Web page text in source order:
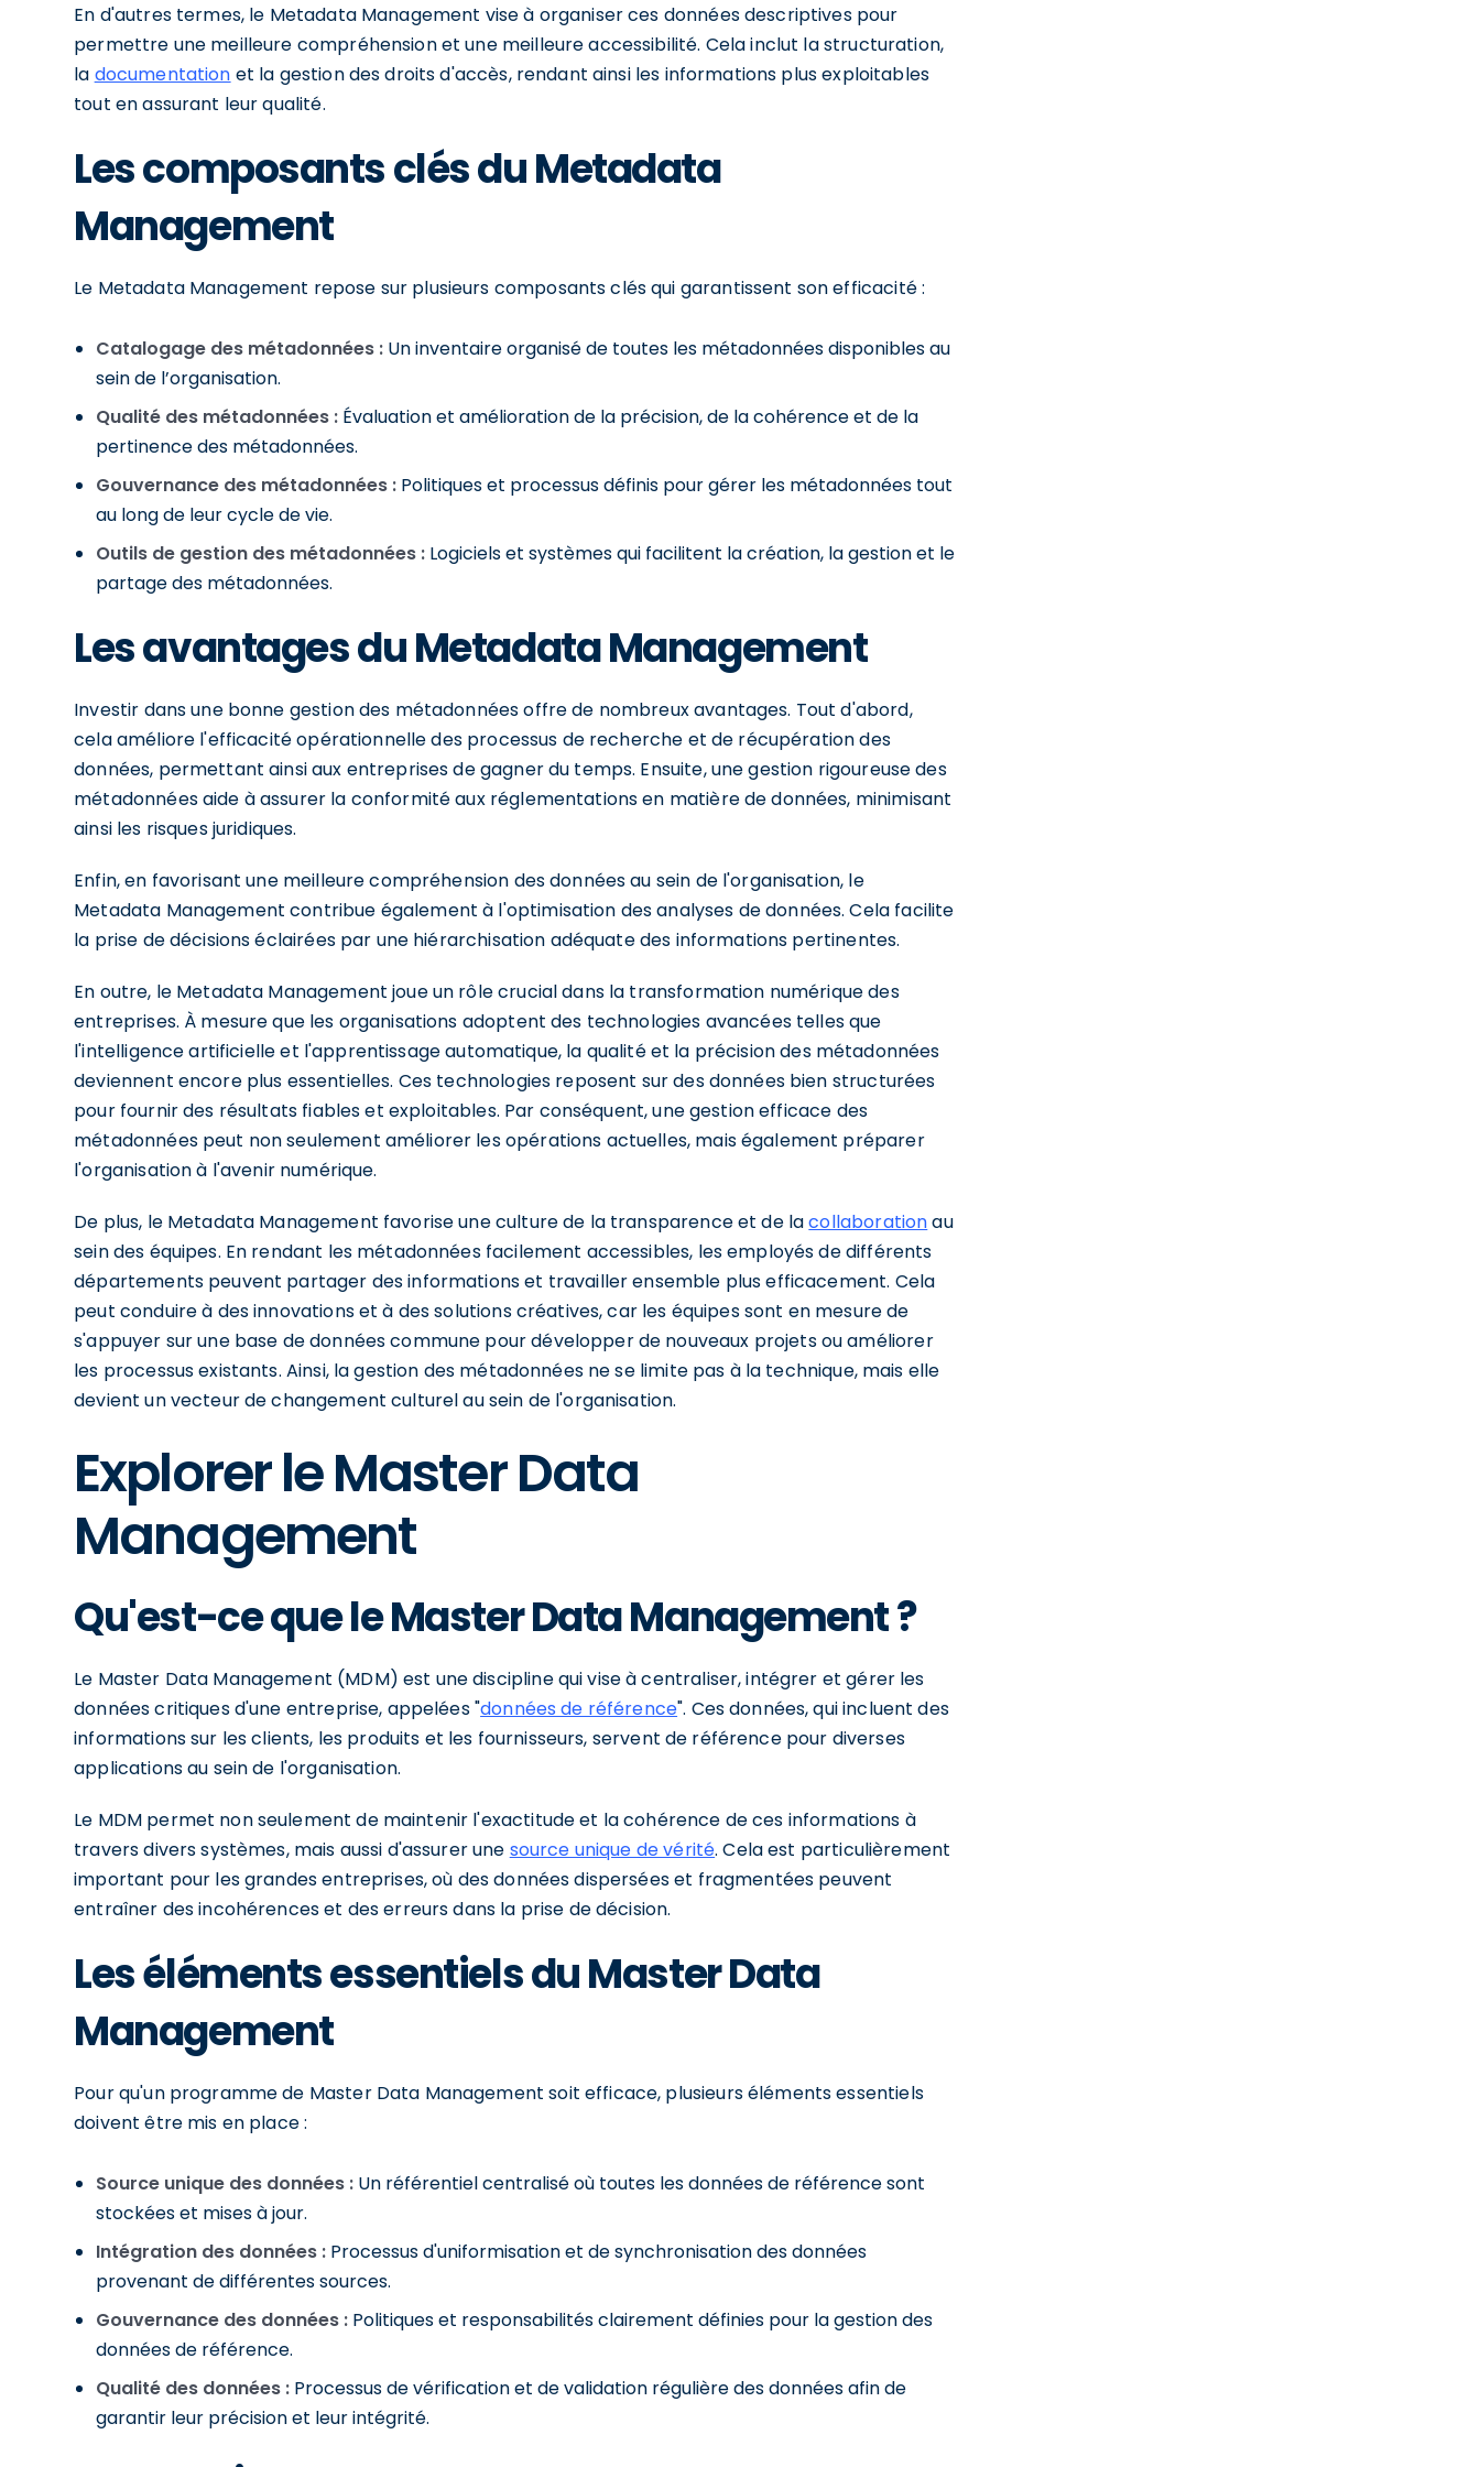
En d'autres termes, le Metadata Management vise à organiser ces données descriptives pour
permettre une meilleure compréhension et une meilleure accessibilité. Cela inclut la structuration,
la documentation et la gestion des droits d'accès, rendant ainsi les informations plus exploitables
tout en assurant leur qualité.
Les composants clés du Metadata
Management
Le Metadata Management repose sur plusieurs composants clés qui garantissent son efficacité :
Catalogage des métadonnées : Un inventaire organisé de toutes les métadonnées disponibles au
sein de l’organisation.
Qualité des métadonnées : Évaluation et amélioration de la précision, de la cohérence et de la
pertinence des métadonnées.
Gouvernance des métadonnées : Politiques et processus définis pour gérer les métadonnées tout
au long de leur cycle de vie.
Outils de gestion des métadonnées : Logiciels et systèmes qui facilitent la création, la gestion et le
partage des métadonnées.
Les avantages du Metadata Management
Investir dans une bonne gestion des métadonnées offre de nombreux avantages. Tout d'abord,
cela améliore l'efficacité opérationnelle des processus de recherche et de récupération des
données, permettant ainsi aux entreprises de gagner du temps. Ensuite, une gestion rigoureuse des
métadonnées aide à assurer la conformité aux réglementations en matière de données, minimisant
ainsi les risques juridiques.
Enfin, en favorisant une meilleure compréhension des données au sein de l'organisation, le
Metadata Management contribue également à l'optimisation des analyses de données. Cela facilite
la prise de décisions éclairées par une hiérarchisation adéquate des informations pertinentes.
En outre, le Metadata Management joue un rôle crucial dans la transformation numérique des
entreprises. À mesure que les organisations adoptent des technologies avancées telles que
l'intelligence artificielle et l'apprentissage automatique, la qualité et la précision des métadonnées
deviennent encore plus essentielles. Ces technologies reposent sur des données bien structurées
pour fournir des résultats fiables et exploitables. Par conséquent, une gestion efficace des
métadonnées peut non seulement améliorer les opérations actuelles, mais également préparer
l'organisation à l'avenir numérique.
De plus, le Metadata Management favorise une culture de la transparence et de lacollaborationau
sein des équipes. En rendant les métadonnées facilement accessibles, les employés de différents
départements peuvent partager des informations et travailler ensemble plus efficacement. Cela
peut conduire à des innovations et à des solutions créatives, car les équipes sont en mesure de
s'appuyer sur une base de données commune pour développer de nouveaux projets ou améliorer
les processus existants. Ainsi, la gestion des métadonnées ne se limite pas à la technique, mais elle
devient un vecteur de changement culturel au sein de l'organisation.
Explorer le Master Data
Management
Qu'est-ce que le Master Data Management ?
Le Master Data Management (MDM) est une discipline qui vise à centraliser, intégrer et gérer les
données critiques d'une entreprise, appelées "données de référence". Ces données, qui incluent des
informations sur les clients, les produits et les fournisseurs, servent de référence pour diverses
applications au sein de l'organisation.
Le MDM permet non seulement de maintenir l'exactitude et la cohérence de ces informations à
travers divers systèmes, mais aussi d'assurer une source unique de vérité. Cela est particulièrement
important pour les grandes entreprises, où des données dispersées et fragmentées peuvent
entraîner des incohérences et des erreurs dans la prise de décision.
Les éléments essentiels du Master Data
Management
Pour qu'un programme de Master Data Management soit efficace, plusieurs éléments essentiels
doivent être mis en place :
Source unique des données : Un référentiel centralisé où toutes les données de référence sont
stockées et mises à jour.
Intégration des données : Processus d'uniformisation et de synchronisation des données
provenant de différentes sources.
Gouvernance des données : Politiques et responsabilités clairement définies pour la gestion des
données de référence.
Qualité des données : Processus de vérification et de validation régulière des données afin de
garantir leur précision et leur intégrité.